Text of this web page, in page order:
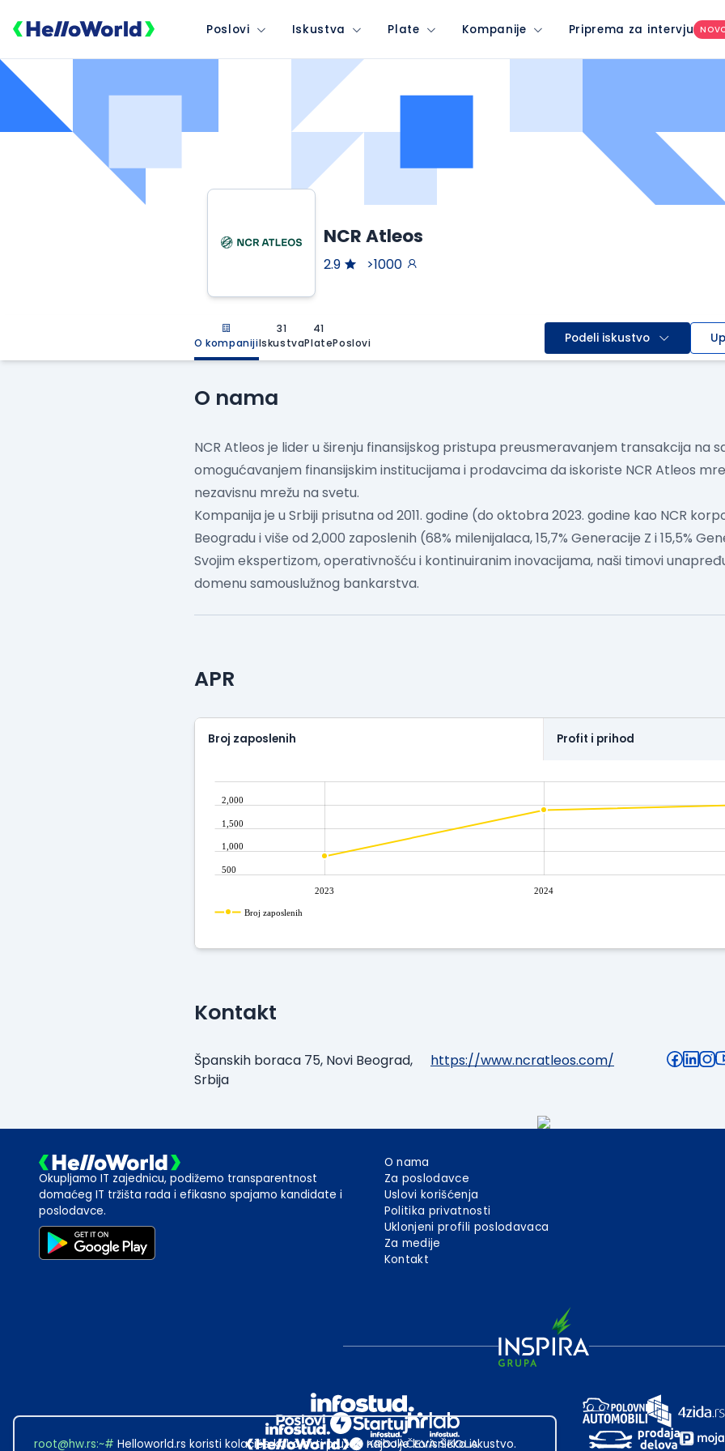
Poslovi Iskustva Plate Kompanije Priprema za intervju
NCR Atleos
2.9 >1000
O kompaniji
31
Iskustva
41
PlatePoslovi Podeli iskustvo
O nama
NCR Atleos je lider u širenju finansijskog pristupa preusmeravanjem transakcija na
omogućavanjem finansijskim institucijama i prodavcima da iskoriste NCR Atleos
nezavisnu mrežu na svetu.
Kompanija je u Srbiji prisutna od 2011. godine (do oktobra 2023. godine kao NCR
Beogradu i više od 2,000 zaposlenih (68% milenijalaca, 15,7% Generacije Z i 15,5%
Svojim ekspertizom, operativnošću i kontinuiranim inovacijama, naši timovi
domenu samouslužnog bankarstva.
APR
Broj zaposlenih Profit i prihod
2023 2024
500
1,000
1,500
2,000
Broj zaposlenih
Kontakt
Španskih boraca 75, Novi Beograd,
Srbija
https://www.ncratleos.com/
Okupljamo IT zajednicu, podižemo transparentnost
domaćeg IT tržišta rada i efikasno spajamo kandidate i
poslodavce.
O nama
Za poslodavce
Uslovi korišćenja
Politika privatnosti
Uklonjeni profili poslodavaca
Za medije
Kontakt
root@hw.rs:~# Helloworld.rs koristi kolačiće kako bi ti pružao najbolje korisničko iskustvo.